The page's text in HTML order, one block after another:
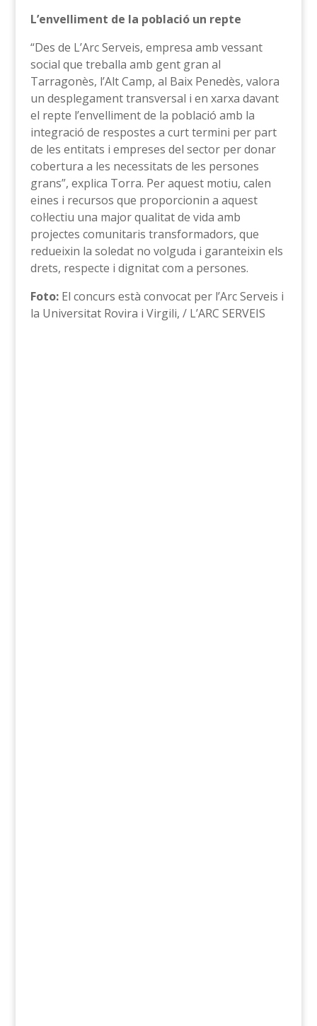
L’envelliment de la població un repte
“Des de L’Arc Serveis, empresa amb vessant
social que treballa amb gent gran al
Tarragonès, l’Alt Camp, al Baix Penedès, valora
un desplegament transversal i en xarxa davant
el repte l’envelliment de la població amb la
integració de respostes a curt termini per part
de les entitats i empreses del sector per donar
cobertura a les necessitats de les persones
grans”, explica Torra. Per aquest motiu, calen
eines i recursos que proporcionin a aquest
col·lectiu una major qualitat de vida amb
projectes comunitaris transformadors, que
redueixin la soledat no volguda i garanteixin els
drets, respecte i dignitat com a persones.
Foto:El concurs està convocat per l’Arc Serveis i
la Universitat Rovira i Virgili, / L’ARC SERVEIS